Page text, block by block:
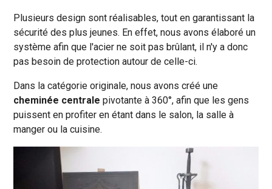
Plusieurs design sont réalisables, tout en garantissant la
sécurité des plus jeunes. En effet, nous avons élaboré un
système afin que l'acier ne soit pas brûlant, il n'y a donc
pas besoin de protection autour de celle-ci.
Dans la catégorie originale, nous avons créé une
cheminée centrale pivotante à 360°, afin que les gens
puissent en profiter en étant dans le salon, la salle à
manger ou la cuisine.